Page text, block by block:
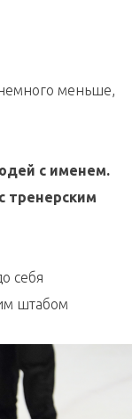
меньше,
с именем.
тренерским
себя
штабом